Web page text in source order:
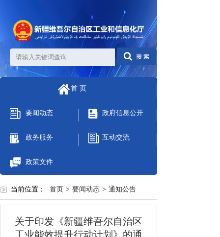
首 页
要闻动态 政府信息公开
政务服务 互动交流
政策文件
当前位置： 首页 > 要闻动态 > 通知公告
关于印发《新疆维吾尔自治区
工业能效提升行动计划》的通